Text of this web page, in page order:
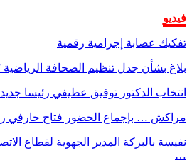
فيديو
تفكيك عصابة إجرامية رقمية
بلاغ بشأن جدل تنظيم الصحافة الرياضية
انتخاب الدكتور توفيق عطيفي رئيسا
مراكش … بإجماع الحضور فتاح حارفي
نفيسة بالبركة المدير الجهوية لقطاع
…